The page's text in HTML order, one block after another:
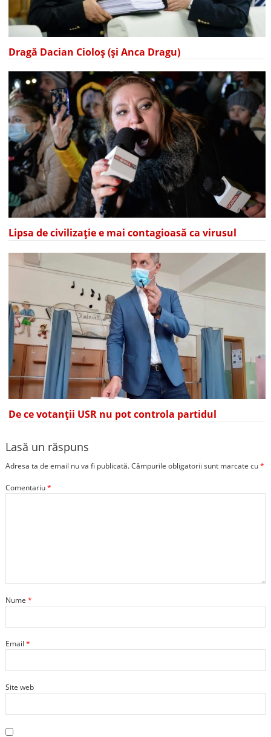
Dragă Dacian Cioloș (și Anca Dragu)
Lipsa de civilizație e mai contagioasă ca virusul
De ce votanții USR nu pot controla partidul
Lasă un răspuns
Adresa ta de email nu va fi publicată.Câmpurile obligatorii sunt marcate cu*
Comentariu*
Nume *
Email *
Site web